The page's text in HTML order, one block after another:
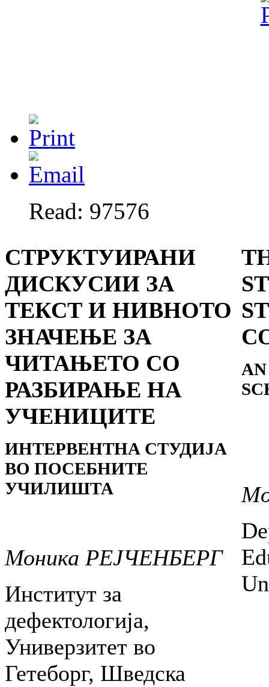
Read: 97576
СТРУКТУИРАНИ
ДИСКУСИИ ЗА
ТЕКСТ И НИВНОТО
ЗНАЧЕЊЕ ЗА
ЧИТАЊЕТО СО
РАЗБИРАЊЕ НА
УЧЕНИЦИТЕ
ИНТЕРВЕНТНА СТУДИЈА
ВО ПОСЕБНИТЕ
УЧИЛИШТА
Моника РЕJЧЕНБЕРГ
Институт за
дефектологија,
Универзитет во
Гетеборг, Шведска